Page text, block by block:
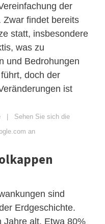
der
Zwar findet bereits
statt, insbesondere
was zu
und Bedrohungen
doch der
ist
| Sehen Sie sich die
an
sind
Erdgeschichte.
Jahre alt. Etwa 80%